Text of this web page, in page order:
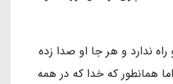
ندارد و هر جا او صدا زده
همانطور كه خدا كه در همه